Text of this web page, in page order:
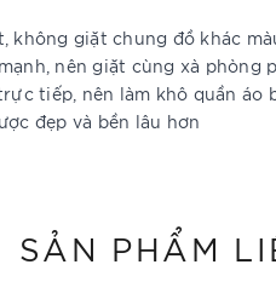
giặt chung đồ khác
nên giặt cùng xà phòng
tiếp, nên làm khô quần áo
đẹp và bền lâu hơn
SẢN PHẨM